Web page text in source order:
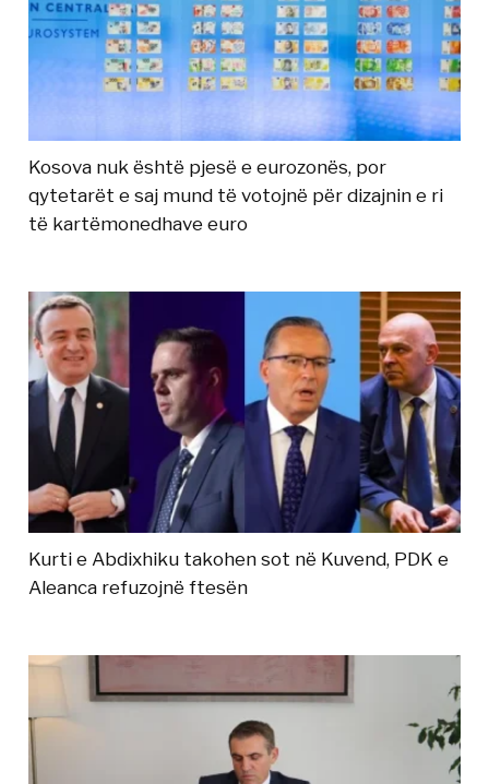
Kosova nuk është pjesë e eurozonës, por
qytetarët e saj mund të votojnë për dizajnin e ri
të kartëmonedhave euro
Kurti e Abdixhiku takohen sot në Kuvend, PDK e
Aleanca refuzojnë ftesën